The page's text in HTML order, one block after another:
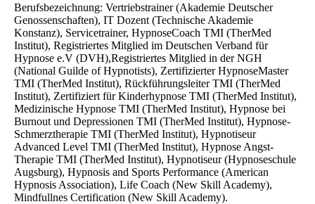
Berufsbezeichnung: Vertriebstrainer (Akademie Deutscher
Genossenschaften), IT Dozent (Technische Akademie
Konstanz), Servicetrainer, HypnoseCoach TMI (TherMed
Institut), Registriertes Mitglied im Deutschen Verband für
Hypnose e.V (DVH),Registriertes Mitglied in der NGH
(National Guilde of Hypnotists), Zertifizierter HypnoseMaster
TMI (TherMed Institut), Rückführungsleiter TMI (TherMed
Institut), Zertifiziert für Kinderhypnose TMI (TherMed Institut),
Medizinische Hypnose TMI (TherMed Institut), Hypnose bei
Burnout und Depressionen TMI (TherMed Institut), Hypnose-
Schmerztherapie TMI (TherMed Institut), Hypnotiseur
Advanced Level TMI (TherMed Institut), Hypnose Angst-
Therapie TMI (TherMed Institut), Hypnotiseur (Hypnoseschule
Augsburg), Hypnosis and Sports Performance (American
Hypnosis Association), Life Coach (New Skill Academy),
Mindfullnes Certification (New Skill Academy).